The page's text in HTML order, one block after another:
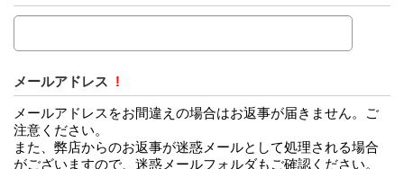
メールアドレス !
メールアドレスをお間違えの場合はお返事が届きません。ご
注意ください。
また、弊店からのお返事が迷惑メールとして処理される場合
がございますので、迷惑メールフォルダもご確認ください。